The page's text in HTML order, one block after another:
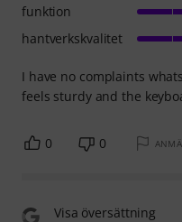
I have no complaints
feels sturdy and the
funktion
hantverkskvalitet
0 0
Visa översättning